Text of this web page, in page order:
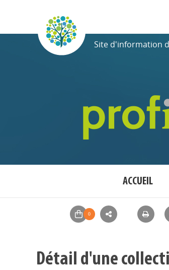
Site d'information
ACCUEIL
Détail d'une